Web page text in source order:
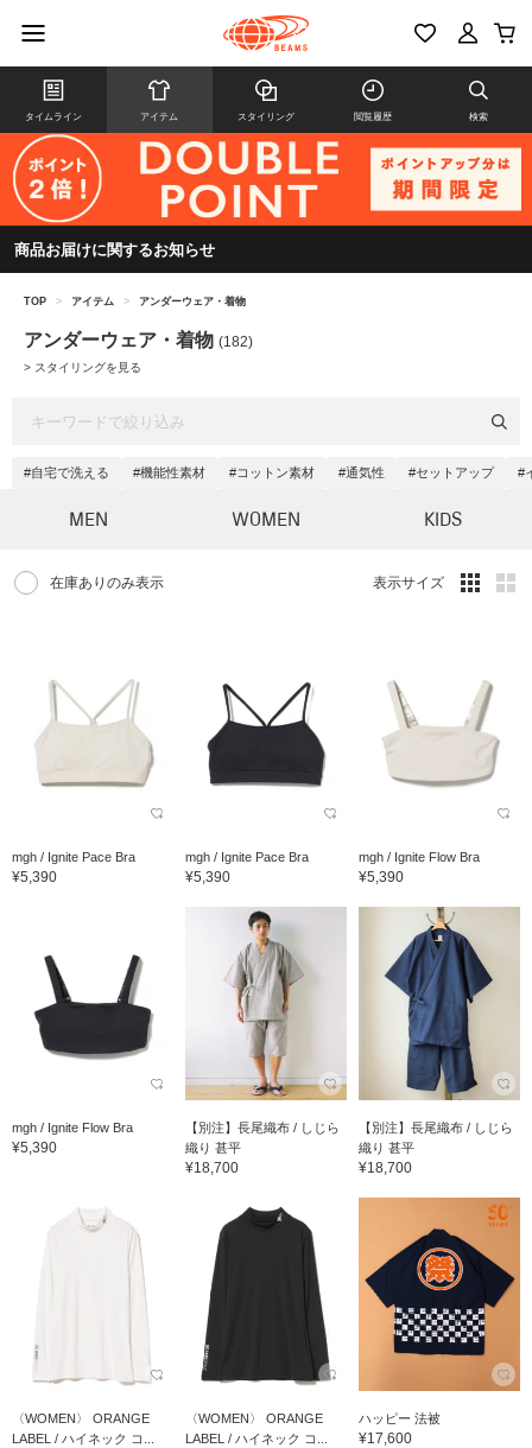
タイムライン アイテム スタイリング 閲覧履歴 検索
商品お届けに関するお知らせ
TOP > アイテム > アンダーウェア・着物
アンダーウェア・着物 (182)
> スタイリングを見る
#自宅で洗える #機能性素材 #コットン素材 #通気性 #セットアップ #
MEN WOMEN KIDS
在庫ありのみ表示 表示サイズ
mgh / Ignite Pace Bra
¥5,390
mgh / Ignite Pace Bra
¥5,390
mgh / Ignite Flow Bra
¥5,390
mgh / Ignite Flow Bra
¥5,390
【別注】長尾織布 / しじら
織り 甚平
¥18,700
【別注】長尾織布 / しじら
織り 甚平
¥18,700
〈WOMEN〉 ORANGE
LABEL / ハイネック コ...
〈WOMEN〉 ORANGE
LABEL / ハイネック コ...
ハッピー 法被
¥17,600